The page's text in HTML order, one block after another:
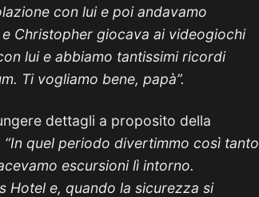
con lui e poi andavamo
Christopher giocava ai videogiochi
lui e abbiamo tantissimi ricordi
Ti vogliamo bene, papà”.
dettagli a proposito della
“In quel periodo divertimmo così tanto
escursioni lì intorno.
Hotel e, quando la sicurezza si